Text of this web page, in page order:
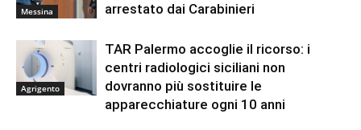
Messina
arrestato dai Carabinieri
Agrigento
TAR Palermo accoglie il ricorso: i
centri radiologici siciliani non
dovranno più sostituire le
apparecchiature ogni 10 anni